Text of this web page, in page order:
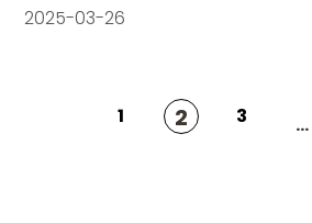
2025-03-26
1 2 3 ...